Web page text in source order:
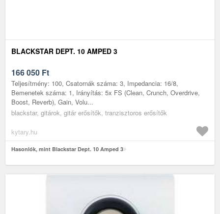
BLACKSTAR DEPT. 10 AMPED 3
166 050 Ft
Teljesítmény: 100, Csatornák száma: 3, Impedancia: 16/8,
Bemenetek száma: 1, Irányítás: 5x FS (Clean, Crunch, Overdrive,
Boost, Reverb), Gain, Volu...
blackstar, gitárok, gitár erősítők, tranzisztoros erősítők
kytary.hu
Hasonlók, mint Blackstar Dept. 10 Amped 3